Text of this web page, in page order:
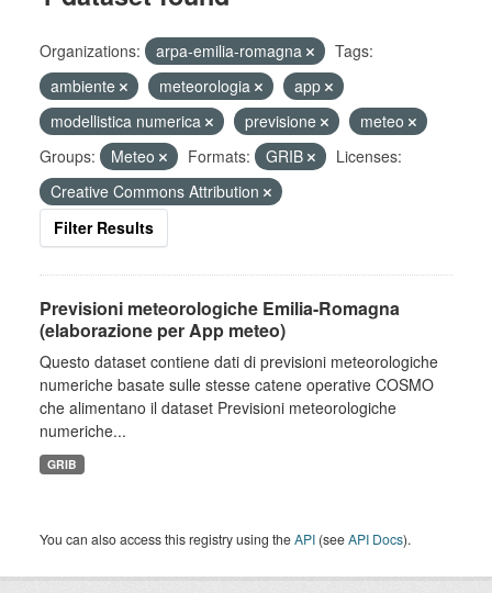
Organizations: arpa-emilia-romagna
Tags:
ambiente
meteorologia
app
modellistica numerica
previsione
meteo
Groups:
Meteo Formats: GRIB
Licenses:
Creative Commons Attribution
Filter Results
Previsioni meteorologiche Emilia-Romagna
(elaborazione per App meteo)
Questo dataset contiene dati di previsioni meteorologiche
numeriche basate sulle stesse catene operative COSMO
che alimentano il dataset Previsioni meteorologiche
numeriche...
GRIB
You can also access this registry using theAPI (seeAPI Docs).